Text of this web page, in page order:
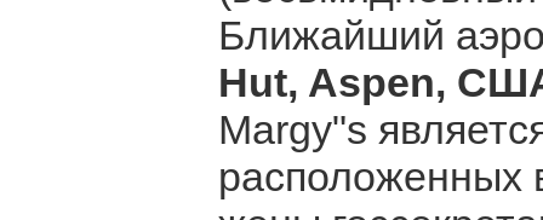
Ближайший
Hut, Aspen,
Margy"s
расположенных